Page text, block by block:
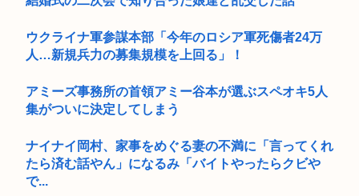
ウクライナ軍参謀本部「今年のロシア軍死傷者24万
人…新規兵力の募集規模を上回る」！
アミーズ事務所の首領アミー谷本が選ぶスペオキ5人
集がついに決定してしまう
ナイナイ岡村、家事をめぐる妻の不満に「言ってくれ
たら済む話やん」になるみ「バイトやったらクビや
で...